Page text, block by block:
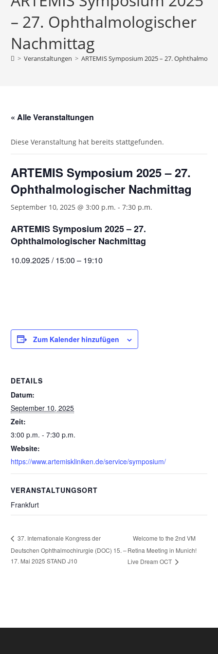
– 27. Ophthalmologischer
Nachmittag
> Veranstaltungen > ARTEMIS Symposium 2025 – 27.
« Alle Veranstaltungen
Diese Veranstaltung hat bereits stattgefunden.
ARTEMIS Symposium 2025 – 27.
Ophthalmologischer Nachmittag
September 10, 2025 @ 3:00 p.m. -7:30 p.m.
ARTEMIS Symposium 2025 – 27.
Ophthalmologischer Nachmittag
10.09.2025 / 15:00 – 19:10
Zum Kalender hinzufügen
DETAILS
Datum:
September 10, 2025
Zeit:
3:00 p.m. - 7:30 p.m.
Website:
https://www.artemiskliniken.de/service/symposium/
VERANSTALTUNGSORT
Frankfurt
37. Internationale Kongress der
Deutschen Ophthalmochirurgie (DOC) 15. –
17. Mai 2025 STAND J10
Welcome to the 2nd VM
Retina Meeting in Munich!
Live Dream OCT